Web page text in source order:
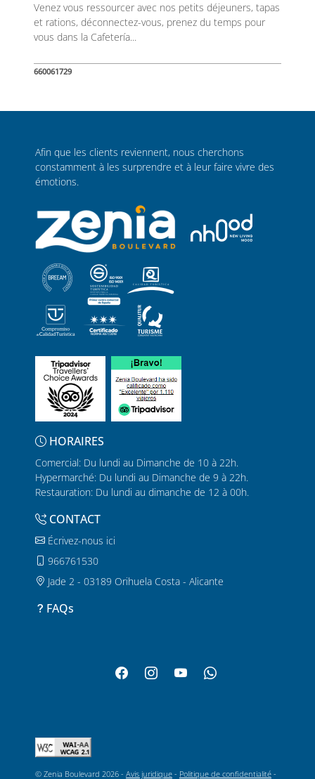
Venez vous ressourcer avec nos petits déjeuners, tapas
et rations, déconnectez-vous, prenez du temps pour
vous dans la Cafetería...
660061729
Afin que les clients reviennent, nous cherchons
constamment à les surprendre et à leur faire vivre des
émotions.
HORAIRES
Comercial: Du lundi au Dimanche de 10 à 22h.
Hypermarché: Du lundi au Dimanche de 9 à 22h.
Restauration: Du lundi au dimanche de 12 à 00h.
CONTACT
Écrivez-nous ici
966761530
Jade 2 - 03189 Orihuela Costa - Alicante
FAQs
© Zenia Boulevard 2026 - Avis juridique - Politique de confidentialité -